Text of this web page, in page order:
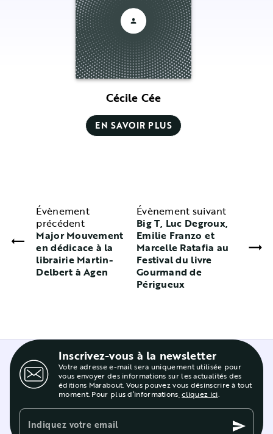
Cécile Cée
EN SAVOIR PLUS
Évènement
précédent
Major Mouvement
en dédicace à la
librairie Martin-
Delbert à Agen
Évènement suivant
Big T, Luc Degroux,
Emilie Franzo et
Marcelle Ratafia au
Festival du livre
Gourmand de
Périgueux
Inscrivez-vous à la newsletter
Votre adresse e-mail sera uniquement utilisée pour
vous envoyer des informations sur les actualités des
éditions Marabout. Vous pouvez vous désinscrire à tout
moment. Pour plus d’informations,cliquez ici.
Indiquez votre email send